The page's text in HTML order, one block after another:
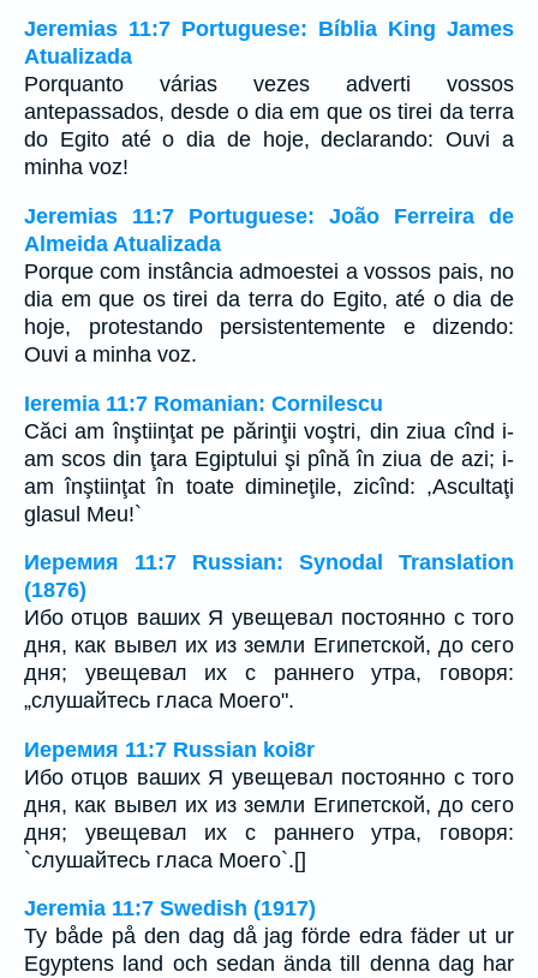
Jeremias 11:7 Portuguese: Bíblia King James
Atualizada
Porquanto várias vezes adverti vossos
antepassados, desde o dia em que os tirei da terra
do Egito até o dia de hoje, declarando: Ouvi a
minha voz!
Jeremias 11:7 Portuguese: João Ferreira de
Almeida Atualizada
Porque com instância admoestei a vossos pais, no
dia em que os tirei da terra do Egito, até o dia de
hoje, protestando persistentemente e dizendo:
Ouvi a minha voz.
Ieremia 11:7 Romanian: Cornilescu
Căci am înştiinţat pe părinţii voştri, din ziua cînd i-
am scos din ţara Egiptului şi pînă în ziua de azi; i-
am înştiinţat în toate dimineţile, zicînd: ,Ascultaţi
glasul Meu!`
Иеремия 11:7 Russian: Synodal Translation
(1876)
Ибо отцов ваших Я увещевал постоянно с того
дня, как вывел их из земли Египетской, до сего
дня; увещевал их с раннего утра, говоря:
„слушайтесь гласа Моего".
Иеремия 11:7 Russian koi8r
Ибо отцов ваших Я увещевал постоянно с того
дня, как вывел их из земли Египетской, до сего
дня; увещевал их с раннего утра, говоря:
`слушайтесь гласа Моего`.[]
Jeremia 11:7 Swedish (1917)
Ty både på den dag då jag förde edra fäder ut ur
Egyptens land och sedan ända till denna dag har